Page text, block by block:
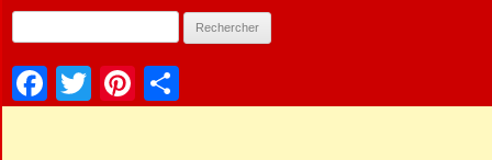
Facebook
TwitterPinterest